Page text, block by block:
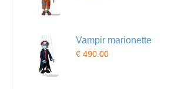
Vampir marionette
€ 490.00